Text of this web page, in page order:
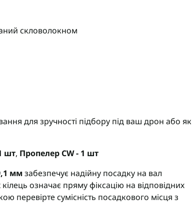
скловолокном
для зручності підбору під ваш дрон або як
шт, Пропелер CW - 1 шт
ммзабезпечує надійну посадку на вал
кілець означає пряму фіксацію на відповідних
перевірте сумісність посадкового місця з